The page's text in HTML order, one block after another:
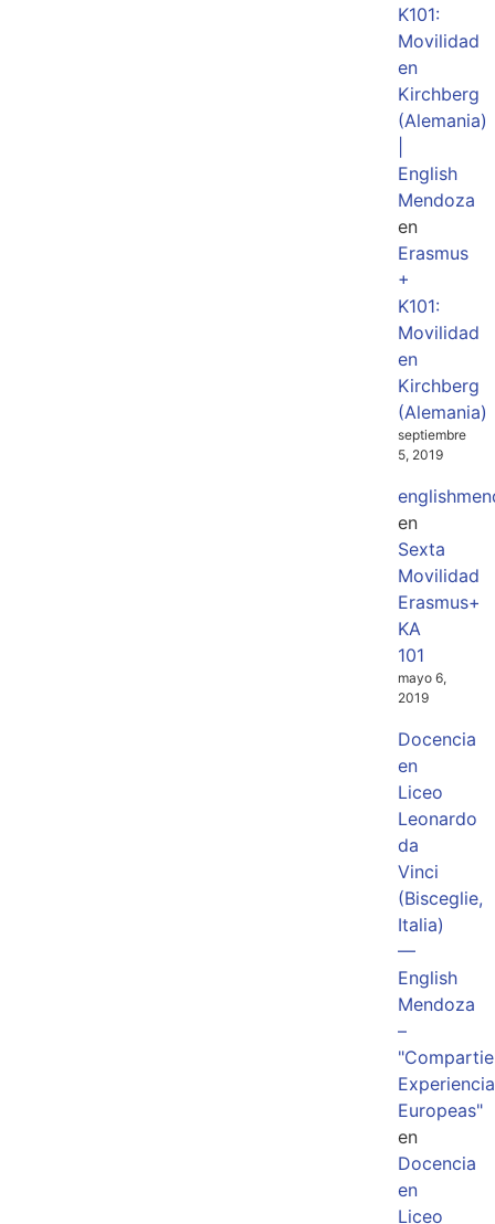
K101:
Movilidad
en
Kirchberg
(Alemania)
English
Mendoza
en
Erasmus
+
K101:
Movilidad
en
Kirchberg
(Alemania)
septiembre
5, 2019
en
Sexta
Movilidad
Erasmus+
KA
101
mayo 6,
2019
Docencia
en
Liceo
Leonardo
da
Vinci
(Bisceglie,
Italia)
—
English
Mendoza
–
Europeas"
en
Docencia
en
Liceo